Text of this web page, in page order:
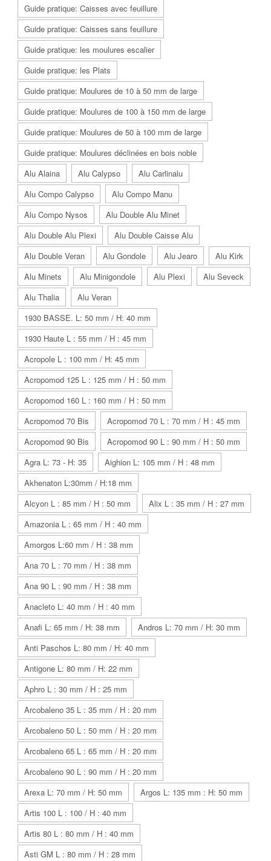
Guide pratique: Caisses avec feuillure
Guide pratique: Caisses sans feuillure
Guide pratique: les moulures escalier
Guide pratique: les Plats
Guide pratique: Moulures de 10 à 50 mm de large
Guide pratique: Moulures de 100 à 150 mm de large
Guide pratique: Moulures de 50 à 100 mm de large
Guide pratique: Moulures déclinées en bois noble
Alu Alaina
Alu Calypso
Alu Carlinalu
Alu Compo Calypso
Alu Compo Manu
Alu Compo Nysos
Alu Double Alu Minet
Alu Double Alu Plexi
Alu Double Caisse Alu
Alu Double Veran
Alu Gondole Alu Jearo
Alu Kirk
Alu Minets
Alu Minigondole Alu Plexi
Alu Seveck
Alu Thalia
Alu Veran
1930 BASSE. L: 50 mm / H: 40 mm
1930 Haute L : 55 mm / H : 45 mm
Acropole L : 100 mm / H: 45 mm
Acropomod 125 L : 125 mm / H : 50 mm
Acropomod 160 L : 160 mm / H : 50 mm
Acropomod 70 Bis
Acropomod 70 L : 70 mm / H : 45 mm
Acropomod 90 Bis
Acropomod 90 L : 90 mm / H : 50 mm
Agra L: 73 - H: 35
Aighion L: 105 mm / H : 48 mm
Akhenaton L:30mm / H:18 mm
Alcyon L : 85 mm / H : 50 mm
Alix L : 35 mm / H : 27 mm
Amazonia L : 65 mm / H : 40 mm
Amorgos L:60 mm / H : 38 mm
Ana 70 L : 70 mm / H : 38 mm
Ana 90 L : 90 mm / H : 38 mm
Anacleto L: 40 mm / H : 40 mm
Anafi L: 65 mm / H: 38 mm
Andros L: 70 mm / H: 30 mm
Anti Paschos L: 80 mm / H: 40 mm
Antigone L: 80 mm / H: 22 mm
Aphro L : 30 mm / H : 25 mm
Arcobaleno 35 L : 35 mm / H : 20 mm
Arcobaleno 50 L : 50 mm / H : 20 mm
Arcobaleno 65 L : 65 mm / H : 20 mm
Arcobaleno 90 L : 90 mm / H : 20 mm
Arexa L: 70 mm / H: 50 mm
Argos L: 135 mm : H: 50 mm
Artis 100 L : 100 / H : 40 mm
Artis 80 L : 80 mm / H : 40 mm
Asti GM L : 80 mm / H : 28 mm